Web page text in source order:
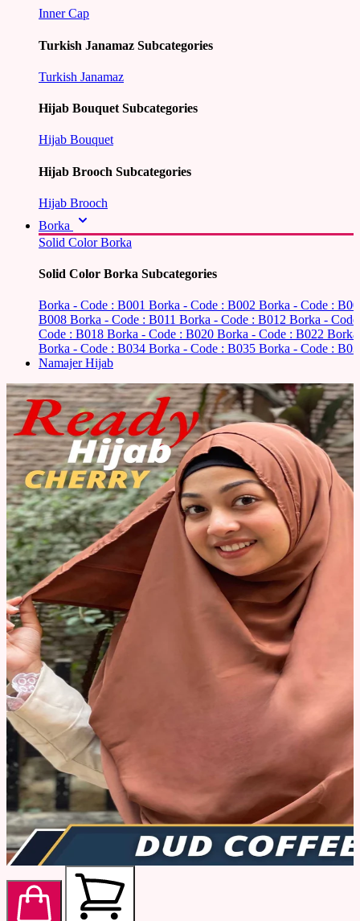
Inner Cap
Turkish Janamaz Subcategories
Turkish Janamaz
Hijab Bouquet Subcategories
Hijab Bouquet
Hijab Brooch Subcategories
Hijab Brooch
Borka
Solid Color Borka
Solid Color Borka Subcategories
Borka - Code : B001 Borka - Code : B002 Borka - Code :
B008 Borka - Code : B011 Borka - Code : B012 Borka -
Code : B018 Borka - Code : B020 Borka - Code : B022
Borka - Code : B034 Borka - Code : B035 Borka - Code :
Namajer Hijab